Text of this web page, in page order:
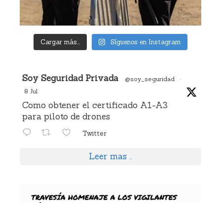
Cargar más... Síguenos en Instagram
AvatarSoy Seguridad Privada @soy_seguridad
·
8 Jul
Como obtener el certificado A1-A3
para piloto de drones
Twitter
Leer mas ..